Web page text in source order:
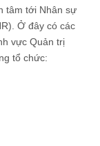
tâm tới Nhân sự
Ở đây có các
vực Quản trị
tổ chức: